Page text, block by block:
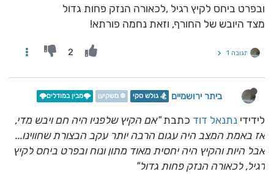
ובפרט ביחס לקיץ רגיל ,לכאורה הנזק פחות גדול
מצד היובש של החורף, וזאת נחמה פורתא!
תגובה 1 2
ביתר ירושמיים 🏂 גולש סקי ❄️ משקיען 🌩️מבין במודלים🌩️
לידידי נתנאל דוד כתבת"אם הקיץ שלפניו היה חם ויבש מדי,
אז באמת המצב היה עגום הרבה יותר עקב הבצורת שחווינו...
אבל היות והקיץ היה יחסית מאוד מתון ונוח ובפרט ביחס לקיץ
רגיל, לכאורה הנזק פחות גדול"